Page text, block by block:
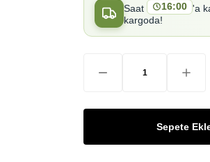
Saat 16:00 'a
kargoda!
Sepete